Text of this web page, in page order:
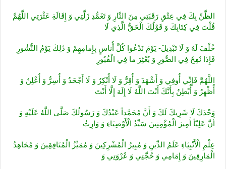
الظَّنِّ بِكَ فِي عِتْقِ رَقَبَتِي مِنَ النَّارِ وَ تَغَمُّدِ زَلَّتِي وَ إِقَالَةِ عَثْرَتِي اللَّهُمَّ
قُلْتَ فِي كِتَابِكَ وَ قَوْلُكَ الْحَقُّ الَّذِي لَا
خُلْفَ لَهُ وَ لَا تَبْدِيلَ- يَوْمَ نَدْعُوا كُلَّ أُناسٍ بِإِمامِهِمْ‏ وَ ذَلِكَ يَوْمُ النُّشُورِ
فَإِذا نُفِخَ فِي الصُّورِ وَ بُعْثِرَ ما فِي الْقُبُورِ
اللَّهُمَّ فَإِنِّي أُوفِي وَ أَشْهَدَ وَ أُقِرُّ وَ لَا أُنْكِرُ وَ لَا أَجْحَدُ وَ أُسِرُّ وَ أُعْلِنُ وَ
أُظْهِرُ وَ أُبْطِنُ بِأَنَّكَ أَنْتَ اللَّهُ لَا إِلَهَ إِلَّا أَنْتَ
وَحْدَكَ لَا شَرِيكَ لَكَ وَ أَنَّ مُحَمَّداً عَبْدُكَ وَ رَسُولُكَ صَلَّى اللَّهُ عَلَيْهِ وَ
أَنَّ عَلِيّاً أَمِيرَ الْمُؤْمِنِينَ سَيِّدُ الْأَوْصِيَاءِ وَ وَارِثُ
عِلْمِ الْأَنْبِيَاءِ عَلَمُ الدِّينِ وَ مُبِيرُ الْمُشْرِكِينَ وَ مُمَيِّزُ الْمُنَافِقِينَ وَ مُجَاهِدُ
الْمَارِقِينَ وَ إِمَامِي وَ حُجَّتِي وَ عُرْوَتِي وَ